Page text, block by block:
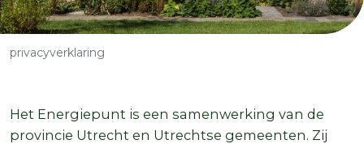
Kruimelpad
privacyverklaring
Het Energiepunt is een samenwerking van de
provincie Utrecht en Utrechtse gemeenten. Zij